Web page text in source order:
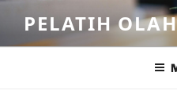
content
PELATIH